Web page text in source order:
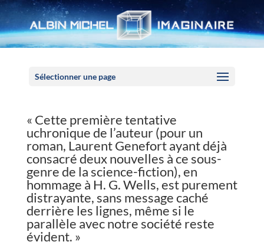
Sélectionner une page
« Cette première tentative
uchronique de l’auteur (pour un
roman, Laurent Genefort ayant déjà
consacré deux nouvelles à ce sous-
genre de la science-fiction), en
hommage à H. G. Wells, est purement
distrayante, sans message caché
derrière les lignes, même si le
parallèle avec notre société reste
évident. »
Panneau de gestion des cookies